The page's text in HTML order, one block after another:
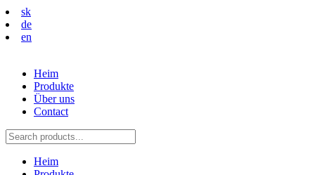
sk
de
en
Heim
Produkte
Über uns
Contact
Heim